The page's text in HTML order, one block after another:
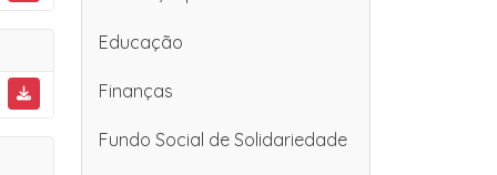
Educação
Finanças
Fundo Social de Solidariedade